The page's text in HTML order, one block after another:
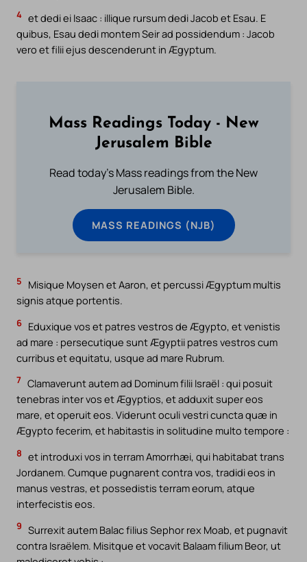
4 et dedi ei Isaac : illique rursum dedi Jacob et Esau. E
quibus, Esau dedi montem Seir ad possidendum : Jacob
vero et filii ejus descenderunt in Ægyptum.
Mass Readings Today - New
Jerusalem Bible
Read today's Mass readings from the New
Jerusalem Bible.
MASS READINGS (NJB)
5
Misique Moysen et Aaron, et percussi Ægyptum multis
signis atque portentis.
6 Eduxique vos et patres vestros de Ægypto, et venistis
ad mare : persecutique sunt Ægyptii patres vestros cum
curribus et equitatu, usque ad mare Rubrum.
7 Clamaverunt autem ad Dominum filii Israël : qui posuit
tenebras inter vos et Ægyptios, et adduxit super eos
mare, et operuit eos. Viderunt oculi vestri cuncta quæ in
Ægypto fecerim, et habitastis in solitudine multo tempore :
8 et introduxi vos in terram Amorrhæi, qui habitabat trans
Jordanem. Cumque pugnarent contra vos, tradidi eos in
manus vestras, et possedistis terram eorum, atque
interfecistis eos.
9 Surrexit autem Balac filius Sephor rex Moab, et pugnavit
contra Israëlem. Misitque et vocavit Balaam filium Beor, ut